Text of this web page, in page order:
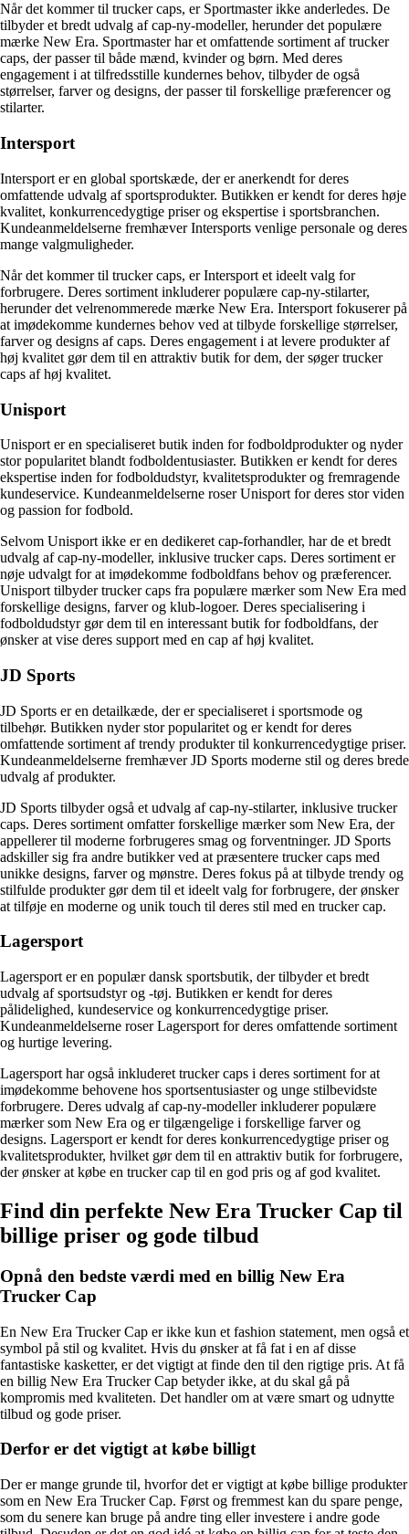
Når det kommer til trucker caps, er Sportmaster ikke anderledes. De
tilbyder et bredt udvalg af cap-ny-modeller, herunder det populære
mærke New Era. Sportmaster har et omfattende sortiment af trucker
caps, der passer til både mænd, kvinder og børn. Med deres
engagement i at tilfredsstille kundernes behov, tilbyder de også
størrelser, farver og designs, der passer til forskellige præferencer og
stilarter.
Intersport
Intersport er en global sportskæde, der er anerkendt for deres
omfattende udvalg af sportsprodukter. Butikken er kendt for deres høje
kvalitet, konkurrencedygtige priser og ekspertise i sportsbranchen.
Kundeanmeldelserne fremhæver Intersports venlige personale og deres
mange valgmuligheder.
Når det kommer til trucker caps, er Intersport et ideelt valg for
forbrugere. Deres sortiment inkluderer populære cap-ny-stilarter,
herunder det velrenommerede mærke New Era. Intersport fokuserer på
at imødekomme kundernes behov ved at tilbyde forskellige størrelser,
farver og designs af caps. Deres engagement i at levere produkter af
høj kvalitet gør dem til en attraktiv butik for dem, der søger trucker
caps af høj kvalitet.
Unisport
Unisport er en specialiseret butik inden for fodboldprodukter og nyder
stor popularitet blandt fodboldentusiaster. Butikken er kendt for deres
ekspertise inden for fodboldudstyr, kvalitetsprodukter og fremragende
kundeservice. Kundeanmeldelserne roser Unisport for deres stor viden
og passion for fodbold.
Selvom Unisport ikke er en dedikeret cap-forhandler, har de et bredt
udvalg af cap-ny-modeller, inklusive trucker caps. Deres sortiment er
nøje udvalgt for at imødekomme fodboldfans behov og præferencer.
Unisport tilbyder trucker caps fra populære mærker som New Era med
forskellige designs, farver og klub-logoer. Deres specialisering i
fodboldudstyr gør dem til en interessant butik for fodboldfans, der
ønsker at vise deres support med en cap af høj kvalitet.
JD Sports
JD Sports er en detailkæde, der er specialiseret i sportsmode og
tilbehør. Butikken nyder stor popularitet og er kendt for deres
omfattende sortiment af trendy produkter til konkurrencedygtige priser.
Kundeanmeldelserne fremhæver JD Sports moderne stil og deres brede
udvalg af produkter.
JD Sports tilbyder også et udvalg af cap-ny-stilarter, inklusive trucker
caps. Deres sortiment omfatter forskellige mærker som New Era, der
appellerer til moderne forbrugeres smag og forventninger. JD Sports
adskiller sig fra andre butikker ved at præsentere trucker caps med
unikke designs, farver og mønstre. Deres fokus på at tilbyde trendy og
stilfulde produkter gør dem til et ideelt valg for forbrugere, der ønsker
at tilføje en moderne og unik touch til deres stil med en trucker cap.
Lagersport
Lagersport er en populær dansk sportsbutik, der tilbyder et bredt
udvalg af sportsudstyr og -tøj. Butikken er kendt for deres
pålidelighed, kundeservice og konkurrencedygtige priser.
Kundeanmeldelserne roser Lagersport for deres omfattende sortiment
og hurtige levering.
Lagersport har også inkluderet trucker caps i deres sortiment for at
imødekomme behovene hos sportsentusiaster og unge stilbevidste
forbrugere. Deres udvalg af cap-ny-modeller inkluderer populære
mærker som New Era og er tilgængelige i forskellige farver og
designs. Lagersport er kendt for deres konkurrencedygtige priser og
kvalitetsprodukter, hvilket gør dem til en attraktiv butik for forbrugere,
der ønsker at købe en trucker cap til en god pris og af god kvalitet.
Find din perfekte New Era Trucker Cap til
billige priser og gode tilbud
Opnå den bedste værdi med en billig New Era
Trucker Cap
En New Era Trucker Cap er ikke kun et fashion statement, men også et
symbol på stil og kvalitet. Hvis du ønsker at få fat i en af disse
fantastiske kasketter, er det vigtigt at finde den til den rigtige pris. At få
en billig New Era Trucker Cap betyder ikke, at du skal gå på
kompromis med kvaliteten. Det handler om at være smart og udnytte
tilbud og gode priser.
Derfor er det vigtigt at købe billigt
Der er mange grunde til, hvorfor det er vigtigt at købe billige produkter
som en New Era Trucker Cap. Først og fremmest kan du spare penge,
som du senere kan bruge på andre ting eller investere i andre gode